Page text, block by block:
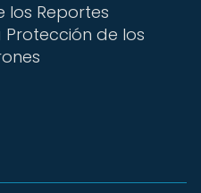
los Reportes
de los